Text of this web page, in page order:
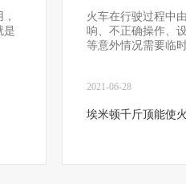
是
火车在行驶过程中
响、不正确操作、
等意外情况需要临
2021-06-28
埃米顿千斤顶能使